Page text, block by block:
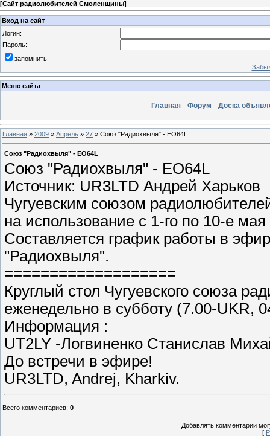
[Сайт радиолюбителей Смоленщины]
Вход на сайт
Логин:
Пароль:
запомнить
Меню сайта
Главная Форум Доска
Главная » 2009 » Апрель » 27 » Союз "Радиохвыля" - EO64L
Союз "Радиохвыля" - EO64L
Союз "Радиохвыля" - EO64L
Источник: UR3LTD Андрей Харьков
Чугуевским союзом
на использование c 1-го по 10-е
Составляется график работы в
"Радиохвыля".
===================
Круглый стол Чугуевского союза
еженедельно в субботу (7.00-UKR,
Информация :
UT2LY -Логвиненко Станислав
До встречи в эфире!
UR3LTD, Andrej, Kharkiv.
Всего комментариев: 0
Добавлять комментарии
[